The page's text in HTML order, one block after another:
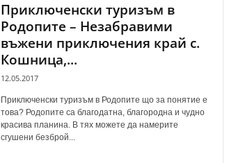
Приключенски туризъм в
Родопите – Незабравими
въжени приключения край с.
Кошница,...
12.05.2017
Приключенски туризъм в Родопите що за понятие е
това? Родопите са благодатна, благородна и чудно
красива планина. В тях можете да намерите
сгушени безброй...